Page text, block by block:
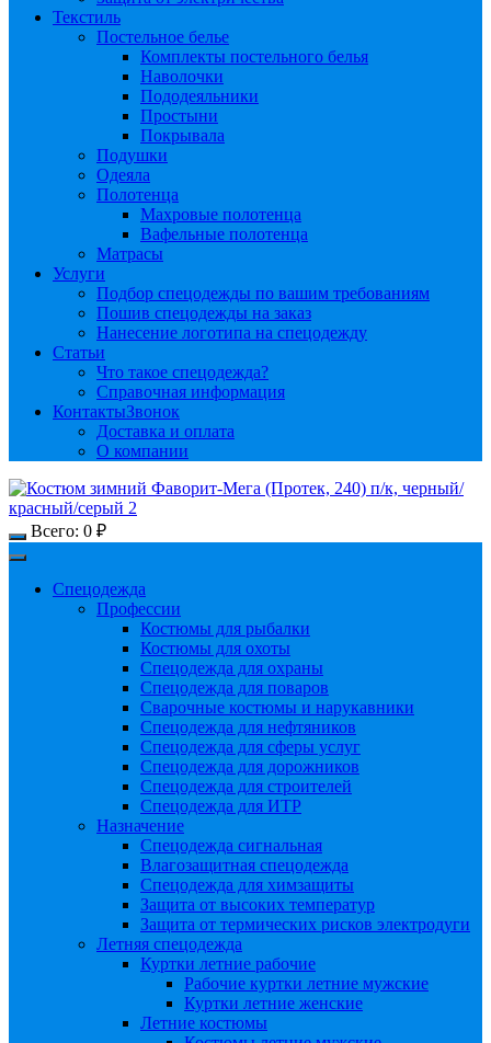
Текстиль
Постельное белье
Комплекты постельного белья
Наволочки
Пододеяльники
Простыни
Покрывала
Подушки
Одеяла
Полотенца
Махровые полотенца
Вафельные полотенца
Матрасы
Услуги
Подбор спецодежды по вашим требованиям
Пошив спецодежды на заказ
Нанесение логотипа на спецодежду
Статьи
Что такое спецодежда?
Справочная информация
КонтактыЗвонок
Доставка и оплата
О компании
Всего: 0 ₽
Спецодежда
Профессии
Костюмы для рыбалки
Костюмы для охоты
Спецодежда для охраны
Спецодежда для поваров
Сварочные костюмы и нарукавники
Спецодежда для нефтяников
Спецодежда для сферы услуг
Спецодежда для дорожников
Спецодежда для строителей
Спецодежда для ИТР
Назначение
Спецодежда сигнальная
Влагозащитная спецодежда
Спецодежда для химзащиты
Защита от высоких температур
Защита от термических рисков электродуги
Летняя спецодежда
Куртки летние рабочие
Рабочие куртки летние мужские
Куртки летние женские
Летние костюмы